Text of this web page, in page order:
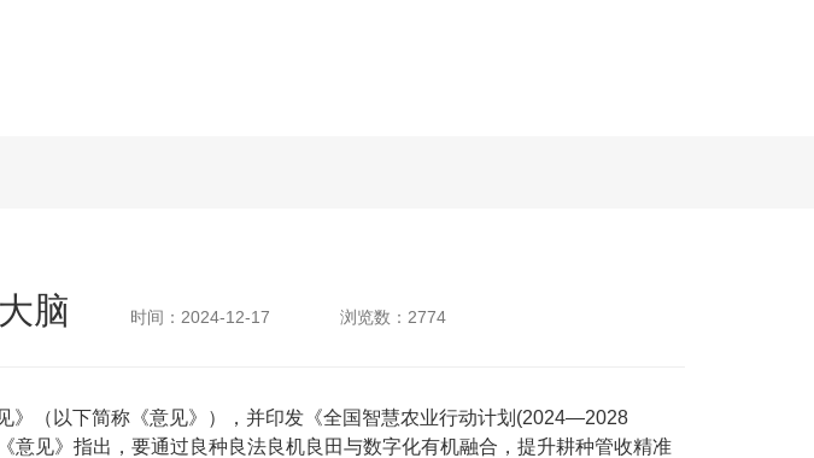
脑 时间：2024-12-17 浏览数：2774
》（以下简称《意见》），并印发《全国智慧农业行动计划(2024—2028
意见》指出，要通过良种良法良机良田与数字化有机融合，提升耕种管收精准